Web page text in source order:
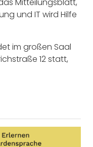
Mitteilungsblatt,
und IT wird Hilfe
im großen Saal
12 statt,